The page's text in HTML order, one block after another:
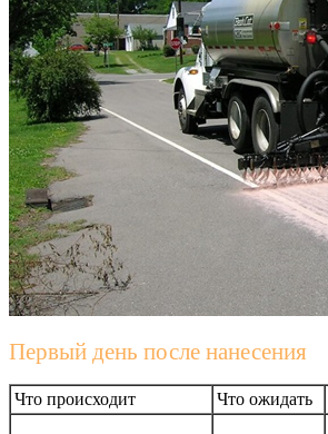
Первый день после нанесения
Что происходит Что ожидать